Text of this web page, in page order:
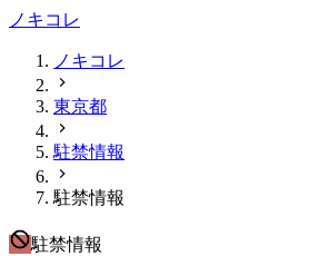
ノキコレ
ノキコレ
東京都
駐禁情報
駐禁情報
駐禁情報